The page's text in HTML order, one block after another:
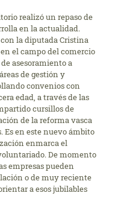
realizó un repaso de
en la actualidad.
la diputada Cristina
el campo del comercio
asesoramiento a
de gestión y
convenios con
edad, a través de las
cursillos de
de la reforma vasca
Es en este nuevo ámbito
enmarca el
De momento
empresas pueden
o de muy reciente
a esos jubilables